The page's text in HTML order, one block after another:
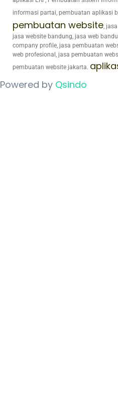
informasi partai, pembuatan aplikasi
pembuatan website,
jasa website bandung, jasa web
company profile, jasa pembuatan
web profesional, jasa pembuatan
pembuatan website jakarta.
Powered by Qsindo